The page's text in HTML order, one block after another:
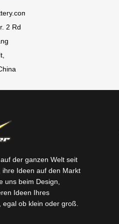
2 Rd
der ganzen Welt seit
Ideen auf den Markt
uns beim Design,
Ideen Ihres
ob klein oder groß.